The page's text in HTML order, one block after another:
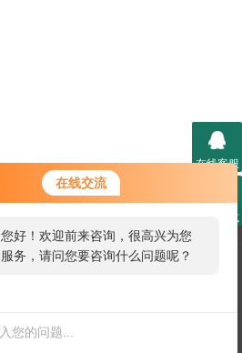
在线交流
您好！欢迎前来咨询，很高兴为您
服务，请问您要咨询什么问题呢？
在线客服
联系方式